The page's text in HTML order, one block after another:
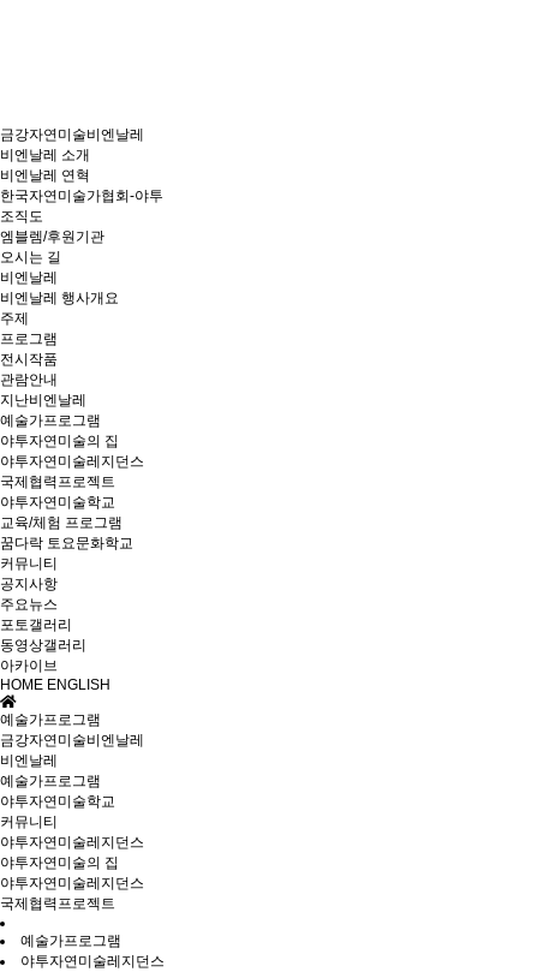
금강자연미술비엔날레
비엔날레 소개
비엔날레 연혁
한국자연미술가협회-야투
조직도
엠블렘/후원기관
오시는 길
비엔날레
비엔날레 행사개요
주제
프로그램
전시작품
관람안내
지난비엔날레
예술가프로그램
야투자연미술의 집
야투자연미술레지던스
국제협력프로젝트
야투자연미술학교
교육/체험 프로그램
꿈다락 토요문화학교
커뮤니티
공지사항
주요뉴스
포토갤러리
동영상갤러리
아카이브
HOME ENGLISH
예술가프로그램
금강자연미술비엔날레
비엔날레
예술가프로그램
야투자연미술학교
커뮤니티
야투자연미술레지던스
야투자연미술의 집
야투자연미술레지던스
국제협력프로젝트
예술가프로그램
야투자연미술레지던스